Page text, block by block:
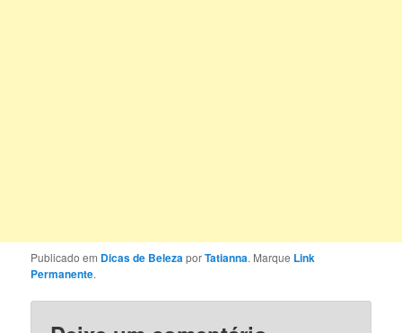
Publicado em Dicas de BelezaporTatianna. Marque Link
Permanente.